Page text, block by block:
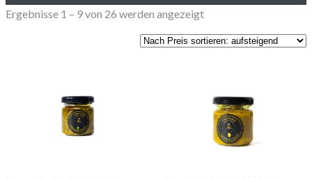
Ergebnisse 1 – 9 von 26 werden angezeigtNach
Preis
sortiert: